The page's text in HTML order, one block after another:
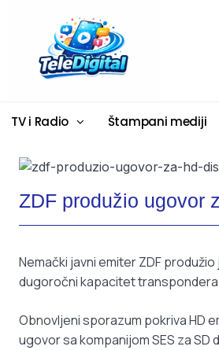
TV i Radio Štampani mediji
ZDF produžio ugovor
Nemački javni emiter ZDF
dugoročni kapacitet
Obnovljeni sporazum pokriva HD
ugovor sa kompanijom SES za SD